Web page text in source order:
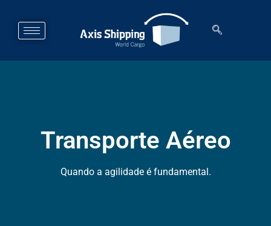
Transporte Aéreo
Quando a agilidade é fundamental.